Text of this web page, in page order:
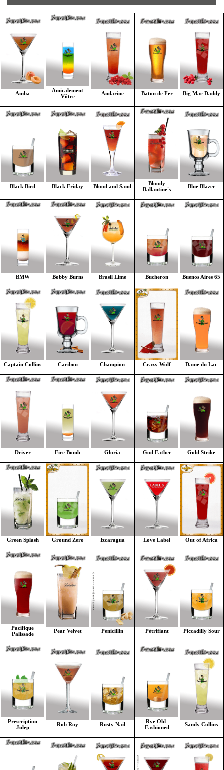
Amba
Amicalement
Vôtre
Andarine Baton de Fer Big Mac Daddy
Black Bird Black Friday Blood and Sand
Bloody
Ballantine's
Blue Blazer
BMW Bobby Burns Brasil Lime Bucheron Buenos Aires 65
Captain Collins Caribou Champion Crazy Wolf Dame du Lac
Driver Fire Bomb Gloria God Father Gold Strike
Green Splash Ground Zero Izcaragua Love Label Out of Africa
Pacifique
Palissade
Pear Velvet Penicillin Pétrifiant Piccadilly Sour
Prescription
Julep
Rob Roy Rusty Nail
Rye Old-
Fashioned
Sandy Collins